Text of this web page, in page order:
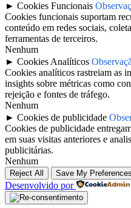
► Cookies Funcionais
Cookies funcionais suportam
conteúdo em redes sociais,
ferramentas de terceiros.
Nenhum
► Cookies Analíticos
Cookies analíticos rastreiam as
insights sobre métricas como
rejeição e fontes de tráfego.
Nenhum
► Cookies de publicidade
Cookies de publicidade
em suas visitas anteriores e
publicitárias.
Nenhum
Reject All Save My Preferences
Desenvolvido por